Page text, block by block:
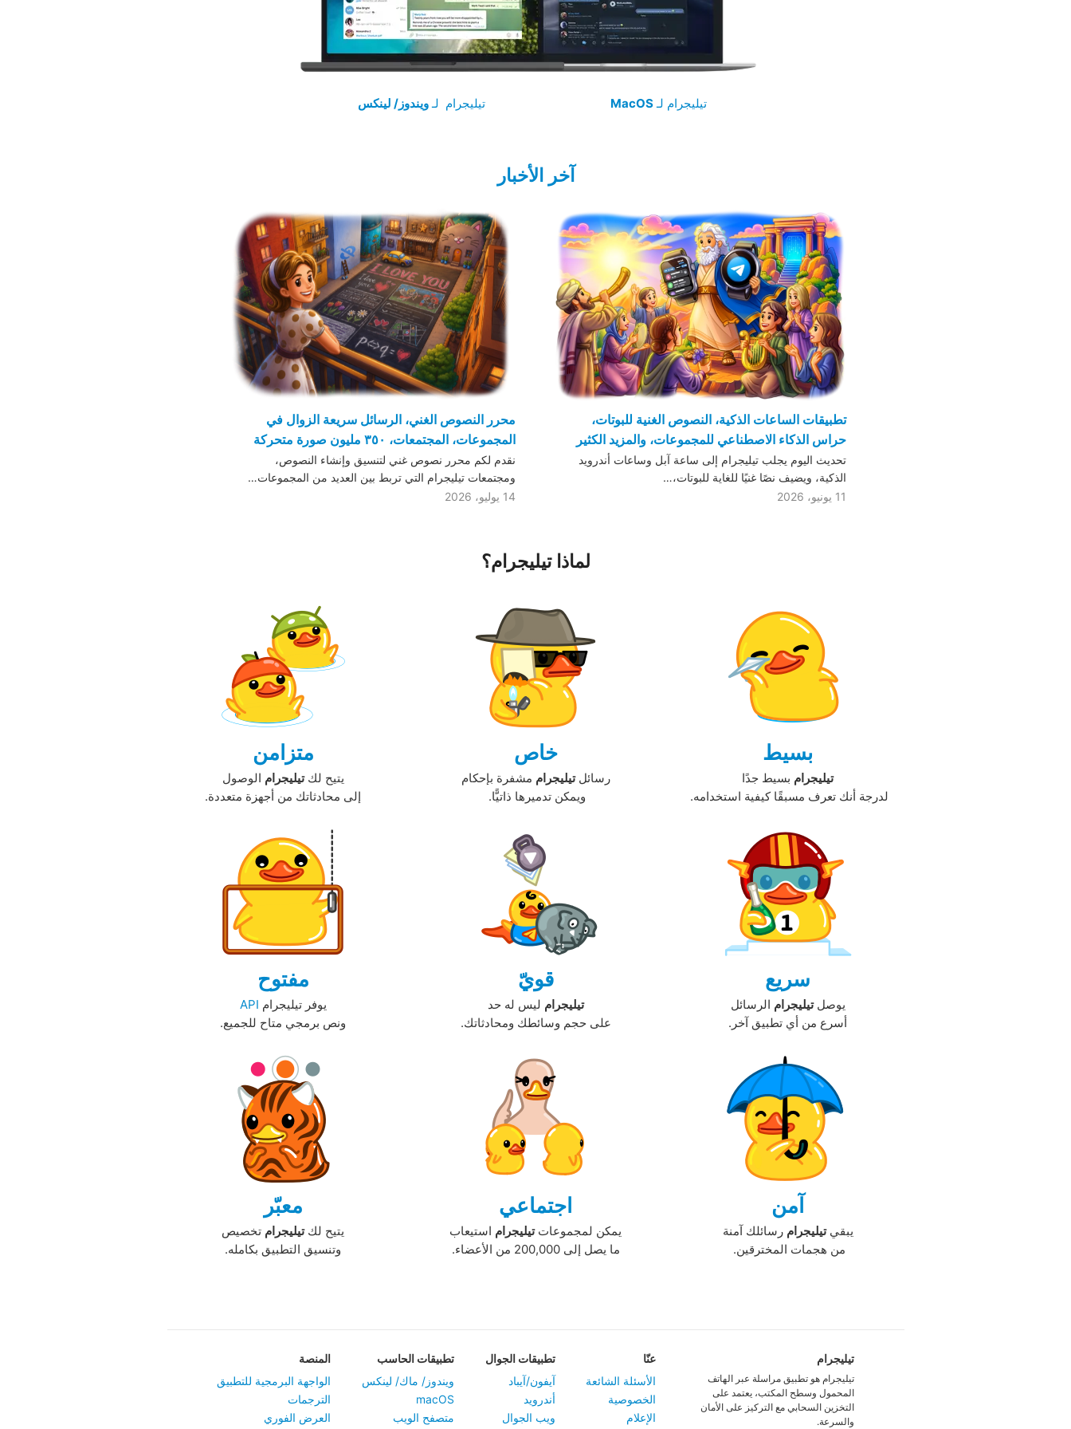
تيليجرام لـويندوز/ لينكس ‏تيليجرام لـMacOS
آخر الأخبار
محرر النصوص الغني، الرسائل سريعة الزوال في
المجموعات، المجتمعات، ٣٥٠ مليون صورة متحركة
نقدم لكم محرر نصوص غني لتنسيق وإنشاء النصوص،
ومجتمعات تيليجرام التي تربط بين العديد من المجموعات…
14 يوليو، 2026
تطبيقات الساعات الذكية، النصوص الغنية للبوتات،
حراس الذكاء الاصطناعي للمجموعات، والمزيد الكثير
تحديث اليوم يجلب تيليجرام إلى ساعة آبل وساعات أندرويد
الذكية، ويضيف نصًا غنيًا للغاية للبوتات،…
11 يونيو، 2026
لماذا تيليجرام؟
بسيط
تيليجرام بسيط جدًا
لدرجة أنك تعرف مسبقًا كيفية استخدامه. ‏
خاص
رسائلتيليجرام مشفرة بإحكام
ويمكن تدميرها ذاتيًّا. ‏
متزامن
يتيح لكتيليجرام الوصول
إلى محادثاتك من أجهزة متعددة.‏
سريع
يوصلتيليجرام الرسائل
أسرع من أي تطبيق آخر.‏
قويّ
تيليجرام ليس له حد
على حجم وسائطك ومحادثاتك.‏
مفتوح
يوفر تيليجرام API
ونص برمجي متاح للجميع.‏
آمن
يبقيتيليجرام رسائلك آمنة
من هجمات المخترقين. ‏
اجتماعي
يمكن لمجموعاتتيليجرام استيعاب
ما يصل إلى 200,000 من الأعضاء.‏
معبّر
يتيح لكتيليجرام تخصيص
وتنسيق التطبيق بكامله.‏
تيليجرام
تيليجرام هو تطبيق مراسلة عبر الهاتف
المحمول وسطح المكتب، يعتمد على
التخزين السحابي مع التركيز على الأمان
والسرعة. ‏
عنّا
الأسئلة الشائعة
الخصوصية
الإعلام
تطبيقات الجوال
آيفون/آيباد
أندرويد
ويب الجوال
تطبيقات الحاسب
ويندوز/ ماك/ لينكس
macOS
متصفح الويب
المنصة
الواجهة البرمجية للتطبيق
الترجمات
العرض الفوري